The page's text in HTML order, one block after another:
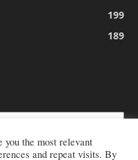
199
189
you the most relevant
and repeat visits. By